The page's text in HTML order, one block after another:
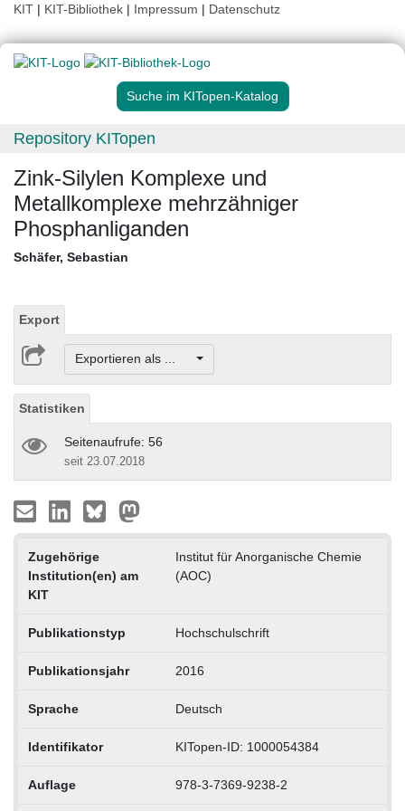
KIT | KIT-Bibliothek | Impressum | Datenschutz
Suche im KITopen-Katalog
Repository KITopen
Zink-Silylen Komplexe und
Metallkomplexe mehrzähniger
Phosphanliganden
Schäfer, Sebastian
Export
Exportieren als ...
Statistiken
Seitenaufrufe: 56
seit 23.07.2018
Zugehörige
Institution(en) am
KIT
Institut für Anorganische Chemie
(AOC)
Publikationstyp Hochschulschrift
Publikationsjahr 2016
Sprache Deutsch
Identifikator KITopen-ID: 1000054384
Auflage 978-3-7369-9238-2